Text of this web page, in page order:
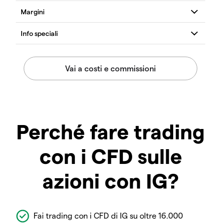
Perché fare trading
con i CFD sulle
azioni con IG?
Fai trading con i CFD di IG su oltre 16.000